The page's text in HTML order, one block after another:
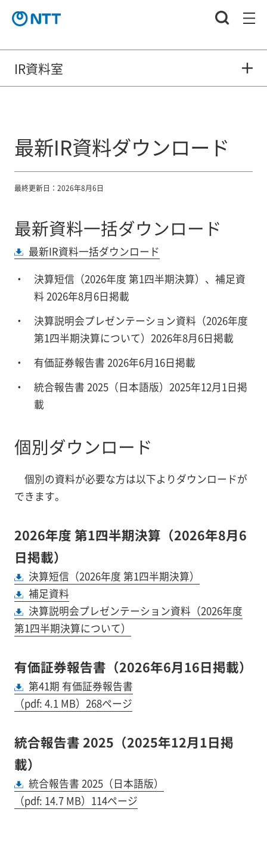
IR資料室
最新IR資料ダウンロード
最終更新日：2026年8月6日
最新資料一括ダウンロード
最新IR資料一括ダウンロード
決算短信（2026年度 第1四半期決算）、補足資
料 2026年8月6日掲載
決算説明会プレゼンテーション資料（2026年度
第1四半期決算について）2026年8月6日掲載
有価証券報告書 2026年6月16日掲載
統合報告書 2025（日本語版）2025年12月1日掲
載
個別ダウンロード
個別の資料が必要な方は以下よりダウンロードが
できます。
2026年度 第1四半期決算（2026年8月6
日掲載）
決算短信（2026年度 第1四半期決算）
補足資料
決算説明会プレゼンテーション資料（2026年度
第1四半期決算について）
有価証券報告書（2026年6月16日掲載）
第41期 有価証券報告書
（pdf: 4.1 MB）268ページ
統合報告書 2025（2025年12月1日掲
載）
統合報告書 2025（日本語版）
（pdf: 14.7 MB）114ページ